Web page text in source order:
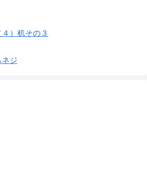
）机その３
ネジ